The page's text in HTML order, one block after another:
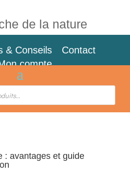
de la nature
& Conseils
Contact
compte
: avantages et guide